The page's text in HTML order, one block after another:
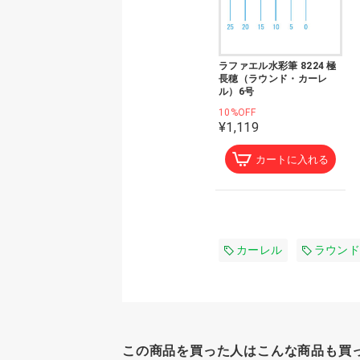
ラファエル水彩筆 8224 極
長穂（ラウンド・カーレ
ル）6号
10%OFF
¥1,119
カートに入れる
カーレル ラウンド
この商品を買った人はこんな商品も買